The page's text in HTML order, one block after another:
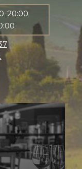
20:00